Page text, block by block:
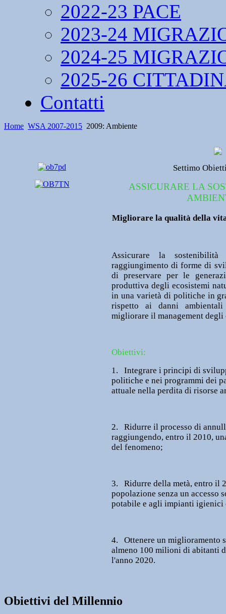
2022-23 PACE
2023-24
2024-25
2025-26
Contatti
Home WSA 2007-2015 2009: Ambiente
Settimo
ASSICURARE LA
Migliorare la qualità della
Assicurare la
raggiungimento di forme di
di preservare per le
produttiva degli ecosistemi
in una varietà di politiche in
rispetto ai danni
migliorare il management degli
Obiettivi:
1. Integrare i principi di
politiche e nei programmi dei
attuale nella perdita di risorse
2. Ridurre il processo di
raggiungendo, entro il 2010,
del fenomeno;
3. Ridurre della metà, entro il
popolazione senza un accesso
potabile e agli impianti igienici
4. Ottenere un miglioramento
almeno 100 milioni di abitanti
l'anno 2020.
Obiettivi del Millennio